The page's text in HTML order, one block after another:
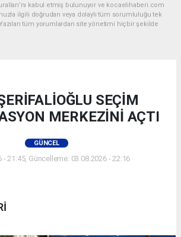
kabul etmiş bulunuyor ve kocaelihaberi.com
ilgili doğrudan veya dolaylı tüm sorumluluğu tek
tüm yorumlardan site yönetimi hiçbir şekilde
SEÇİM
MERKEZİNİ AÇTI
GÜNCEL
- 21:45, Güncelleme: 03.08.2026 - 22:16